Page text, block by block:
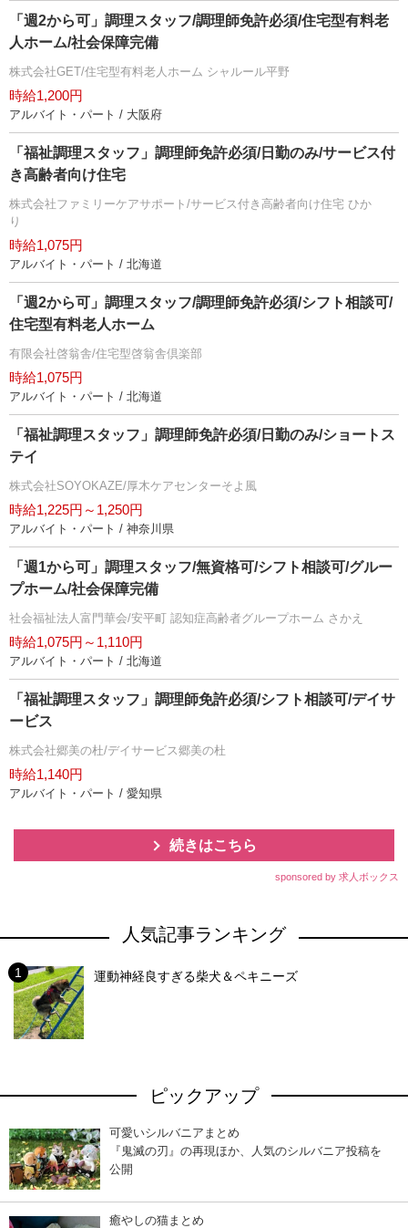
「週2から可」調理スタッフ/調理師免許必須/住宅型有料老
人ホーム/社会保障完備
株式会社GET/住宅型有料老人ホーム シャルール平野
時給1,200円
アルバイト・パート / 大阪府
「福祉調理スタッフ」調理師免許必須/日勤のみ/サービス付
き高齢者向け住宅
株式会社ファミリーケアサポート/サービス付き高齢者向け住宅 ひか
り
時給1,075円
アルバイト・パート / 北海道
「週2から可」調理スタッフ/調理師免許必須/シフト相談可/
住宅型有料老人ホーム
有限会社啓翁舎/住宅型啓翁舎倶楽部
時給1,075円
アルバイト・パート / 北海道
「福祉調理スタッフ」調理師免許必須/日勤のみ/ショートス
テイ
株式会社SOYOKAZE/厚木ケアセンターそよ風
時給1,225円～1,250円
アルバイト・パート / 神奈川県
「週1から可」調理スタッフ/無資格可/シフト相談可/グルー
プホーム/社会保障完備
社会福祉法人富門華会/安平町 認知症高齢者グループホーム さかえ
時給1,075円～1,110円
アルバイト・パート / 北海道
「福祉調理スタッフ」調理師免許必須/シフト相談可/デイサ
ービス
株式会社郷美の杜/デイサービス郷美の杜
時給1,140円
アルバイト・パート / 愛知県
続きはこちら
sponsored by 求人ボックス
人気記事ランキング
運動神経良すぎる柴犬＆ペキニーズ
ピックアップ
可愛いシルバニアまとめ
『鬼滅の刃』の再現ほか、人気のシルバニア投稿を
公開
癒やしの猫まとめ